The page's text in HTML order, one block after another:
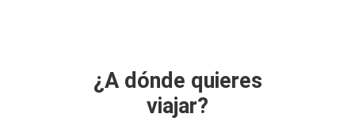
¿A dónde quieres
viajar?